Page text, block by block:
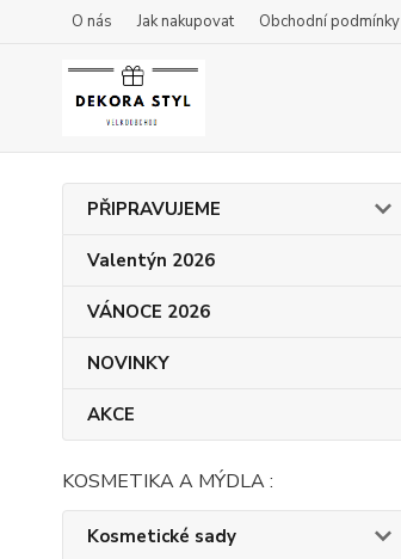
O nás Jak nakupovat Obchodní podmínky
PŘIPRAVUJEME
Valentýn 2026
VÁNOCE 2026
NOVINKY
AKCE
KOSMETIKA A MÝDLA :
Kosmetické sady